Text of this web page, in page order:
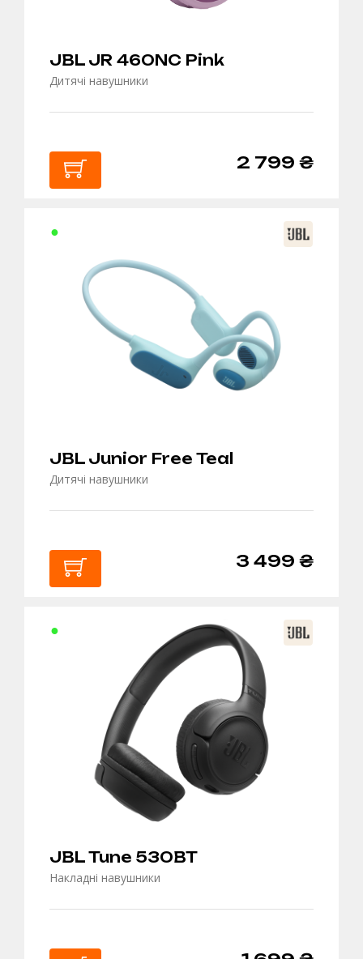
JBL JR 460NC Pink
Дитячі навушники
КОШИК
2 799 ₴
JBL Junior Free Teal
Дитячі навушники
3 499 ₴
JBL Tune 530BT
Накладні навушники